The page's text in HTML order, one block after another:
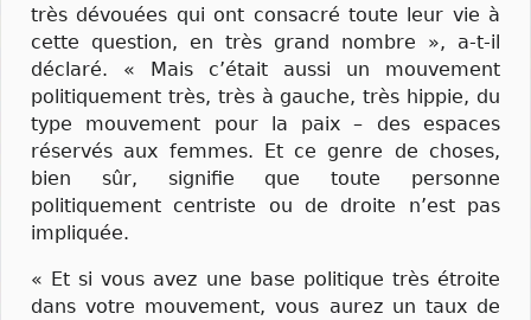
très dévouées qui ont consacré toute leur vie à
cette question, en très grand nombre », a-t-il
déclaré. « Mais c’était aussi un mouvement
politiquement très, très à gauche, très hippie, du
type mouvement pour la paix – des espaces
réservés aux femmes. Et ce genre de choses,
bien sûr, signifie que toute personne
politiquement centriste ou de droite n’est pas
impliquée.
« Et si vous avez une base politique très étroite
dans votre mouvement, vous aurez un taux de